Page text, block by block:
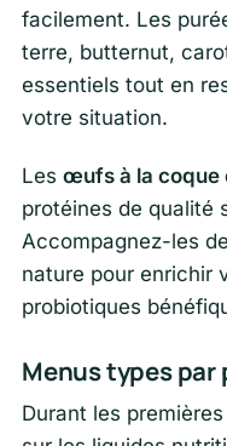
facilement. Les
terre, butternut,
essentiels tout en
votre situation.
Les œufs à la coque
protéines de qualité
Accompagnez-les
nature pour enrichir
probiotiques
Menus types
Durant les